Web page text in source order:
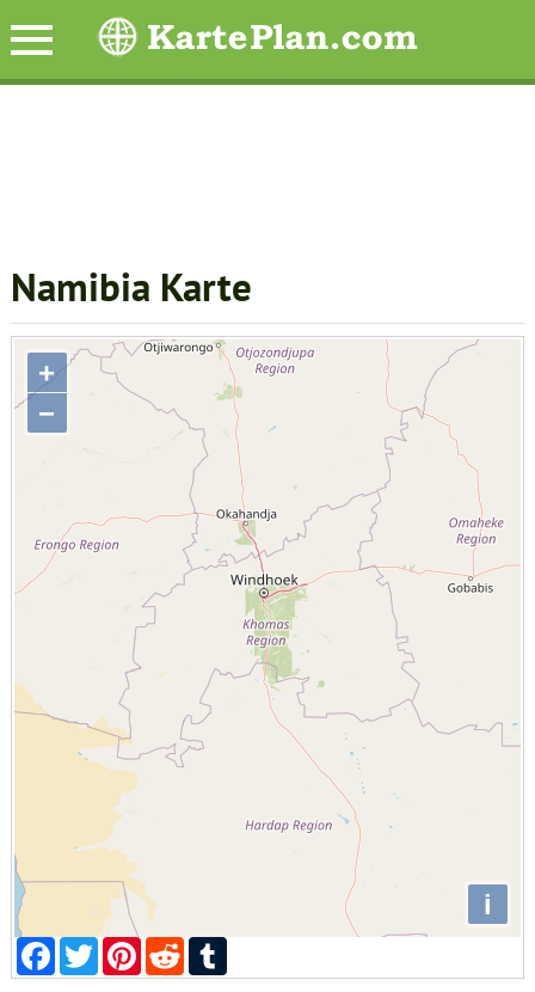
Namibia Karte
+
−
i
Facebook
TwitterPinterest
RedditTumblr